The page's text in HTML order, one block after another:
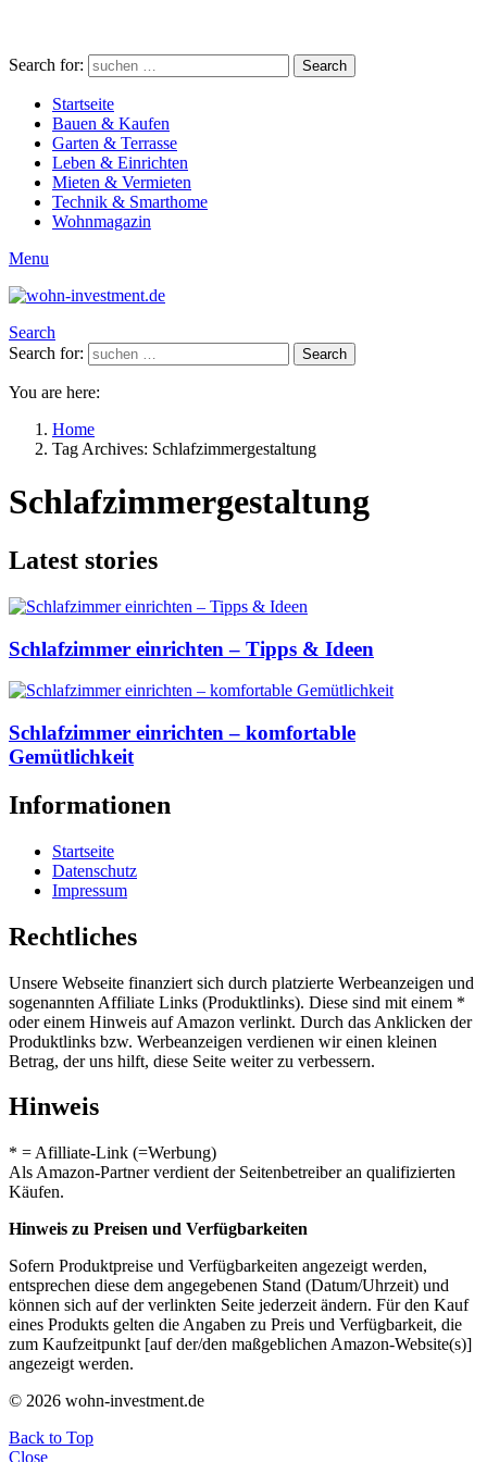
Search for: Search
Startseite
Bauen & Kaufen
Garten & Terrasse
Leben & Einrichten
Mieten & Vermieten
Technik & Smarthome
Wohnmagazin
Menu
Search
Search for:
Search
You are here:
Home
Tag Archives: Schlafzimmergestaltung
Schlafzimmergestaltung
Latest stories
Schlafzimmer einrichten – Tipps & Ideen
Schlafzimmer einrichten – komfortable
Gemütlichkeit
Informationen
Startseite
Datenschutz
Impressum
Rechtliches
Unsere Webseite finanziert sich durch platzierte Werbeanzeigen und
sogenannten Affiliate Links (Produktlinks). Diese sind mit einem *
oder einem Hinweis auf Amazon verlinkt. Durch das Anklicken der
Produktlinks bzw. Werbeanzeigen verdienen wir einen kleinen
Betrag, der uns hilft, diese Seite weiter zu verbessern.
Hinweis
* = Afilliate-Link (=Werbung)
Als Amazon-Partner verdient der Seitenbetreiber an qualifizierten
Käufen.
Hinweis zu Preisen und Verfügbarkeiten
Sofern Produktpreise und Verfügbarkeiten angezeigt werden,
entsprechen diese dem angegebenen Stand (Datum/Uhrzeit) und
können sich auf der verlinkten Seite jederzeit ändern. Für den Kauf
eines Produkts gelten die Angaben zu Preis und Verfügbarkeit, die
zum Kaufzeitpunkt [auf der/den maßgeblichen Amazon-Website(s)]
angezeigt werden.
© 2026 wohn-investment.de
Back to Top
Close